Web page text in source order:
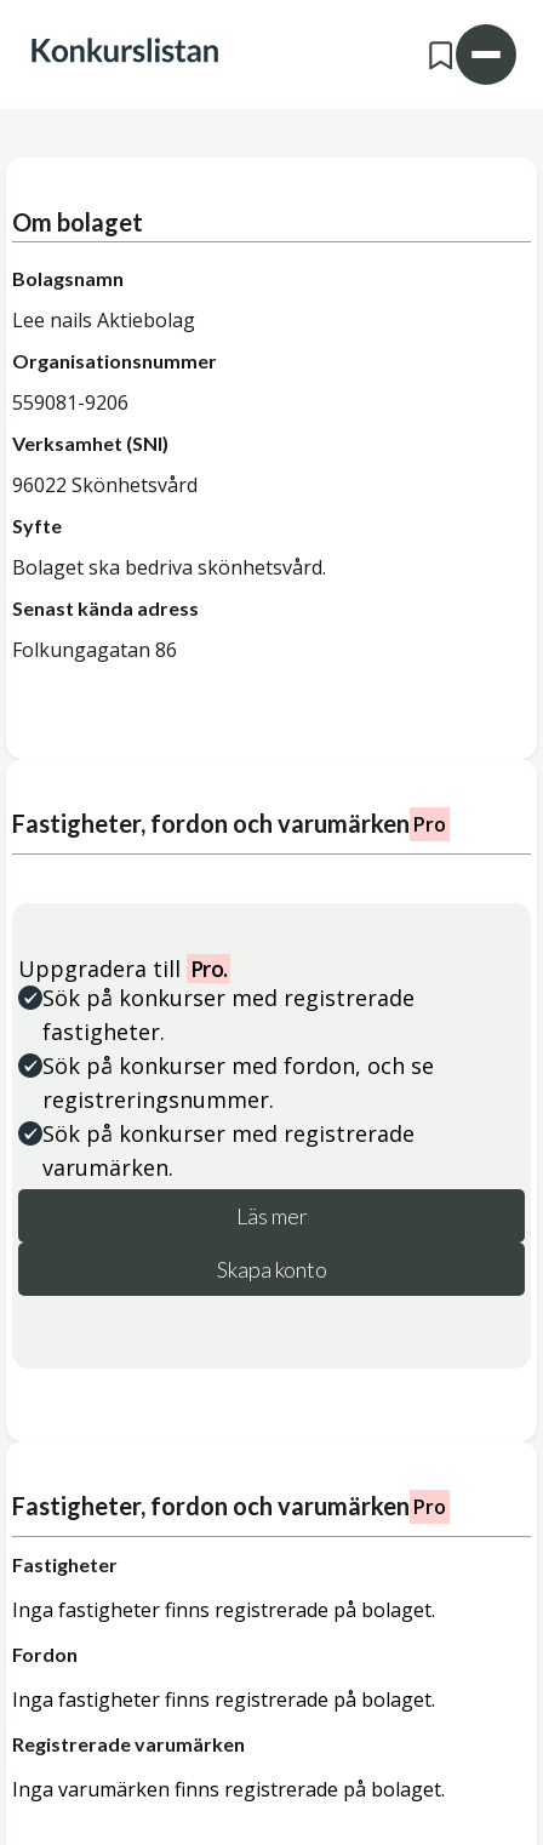
Om bolaget
Bolagsnamn
Lee nails Aktiebolag
Organisationsnummer
559081-9206
Verksamhet (SNI)
96022 Skönhetsvård
Syfte
Bolaget ska bedriva skönhetsvård.
Senast kända adress
Folkungagatan 86
Fastigheter, fordon och varumärken Pro
Uppgradera till Pro.
Sök på konkurser med registrerade
fastigheter.
Sök på konkurser med fordon, och se
registreringsnummer.
Sök på konkurser med registrerade
varumärken.
Läs mer
Skapa konto
Fastigheter, fordon och varumärken Pro
Fastigheter
Inga fastigheter finns registrerade på bolaget.
Fordon
Inga fastigheter finns registrerade på bolaget.
Registrerade varumärken
Inga varumärken finns registrerade på bolaget.